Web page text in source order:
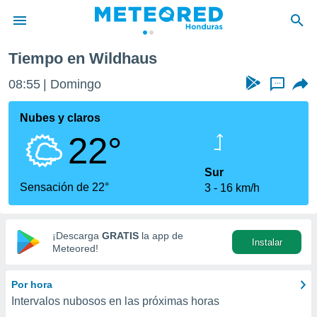
de
ha sido
calidad.
a este
las
y
digital
basada
Tiempo en Wildhaus
08:55 Domingo ...
Nubes y claros
22°
Sensación de 22°
Sur
3
16 km/h
¡Descarga GRATIS la app de
Meteored!
Instalar
Por hora
Intervalos nubosos en las próximas horas